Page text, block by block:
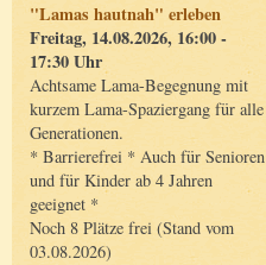
"Lamas hautnah" erleben
Freitag, 14.08.2026, 16:00 -
17:30 Uhr
Achtsame Lama-Begegnung mit
kurzem Lama-Spaziergang für alle
Generationen.
* Barrierefrei * Auch für Senioren
und für Kinder ab 4 Jahren
geeignet *
Noch 8 Plätze frei (Stand vom
03.08.2026)